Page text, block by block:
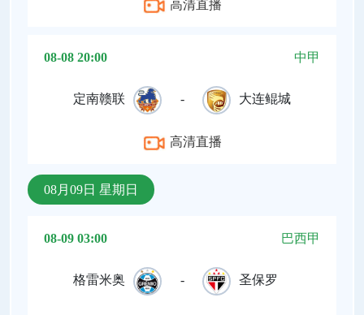
高清直播
08-08 20:00 中甲
定南赣联 - 大连鲲城
高清直播
08月09日 星期日
08-09 03:00 巴西甲
格雷米奥 - 圣保罗